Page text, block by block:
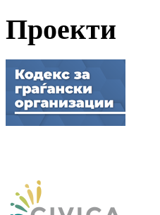
Проекти